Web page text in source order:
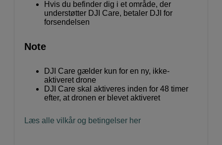
Hvis du befinder dig i et område, der
understøtter DJI Care, betaler DJI for
forsendelsen
Note
DJI Care gælder kun for en ny, ikke-
aktiveret drone
DJI Care skal aktiveres inden for 48 timer
efter, at dronen er blevet aktiveret
Læs alle vilkår og betingelser her